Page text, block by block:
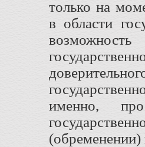
только на
в области
именно,
(обременении)